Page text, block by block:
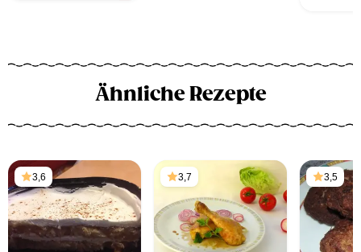
Ähnliche Rezepte
3,6 3,7 3,5